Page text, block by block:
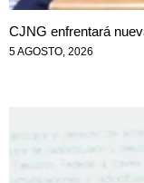
CJNG enfrentará
5 AGOSTO, 2026